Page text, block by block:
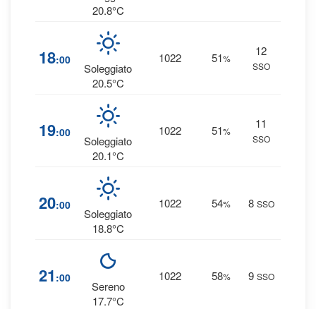
20.8°C
18:00
Soleggiato
20.5°C
1022 51%
12
SSO
19:00
Soleggiato
20.1°C
1022 51%
11
SSO
20:00
Soleggiato
18.8°C
1022 54% 8 SSO
21 :00
Sereno
17.7°C
1022 58% 9 SSO